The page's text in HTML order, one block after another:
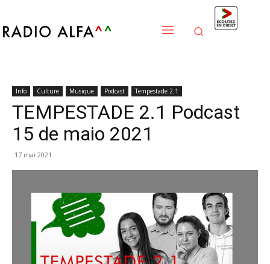
Info Culture Musique Podcast Tempestade 2.1
TEMPESTADE 2.1 Podcast
15 de maio 2021
17 mai 2021